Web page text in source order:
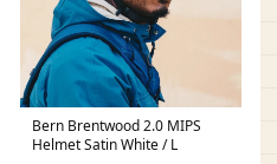
Bern Brentwood 2.0 MIPS
Helmet Satin White / L